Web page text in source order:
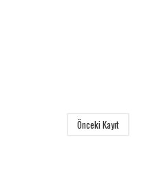
Önceki Kayıt